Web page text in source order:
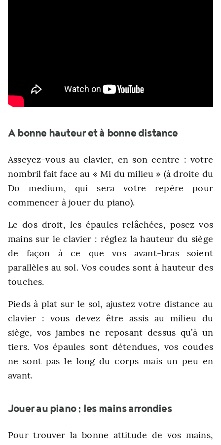
A bonne hauteur et à bonne distance
Asseyez-vous au clavier, en son centre : votre
nombril fait face au « Mi du milieu » (à droite du
Do medium, qui sera votre repère pour
commencer à jouer du piano).
Le dos droit, les épaules relâchées, posez vos
mains sur le clavier : réglez la hauteur du siège
de façon à ce que vos avant-bras soient
parallèles au sol. Vos coudes sont à hauteur des
touches.
Pieds à plat sur le sol, ajustez votre distance au
clavier : vous devez être assis au milieu du
siège, vos jambes ne reposant dessus qu’à un
tiers. Vos épaules sont détendues, vos coudes
ne sont pas le long du corps mais un peu en
avant.
Jouer au piano : les mains arrondies
Pour trouver la bonne attitude de vos mains,